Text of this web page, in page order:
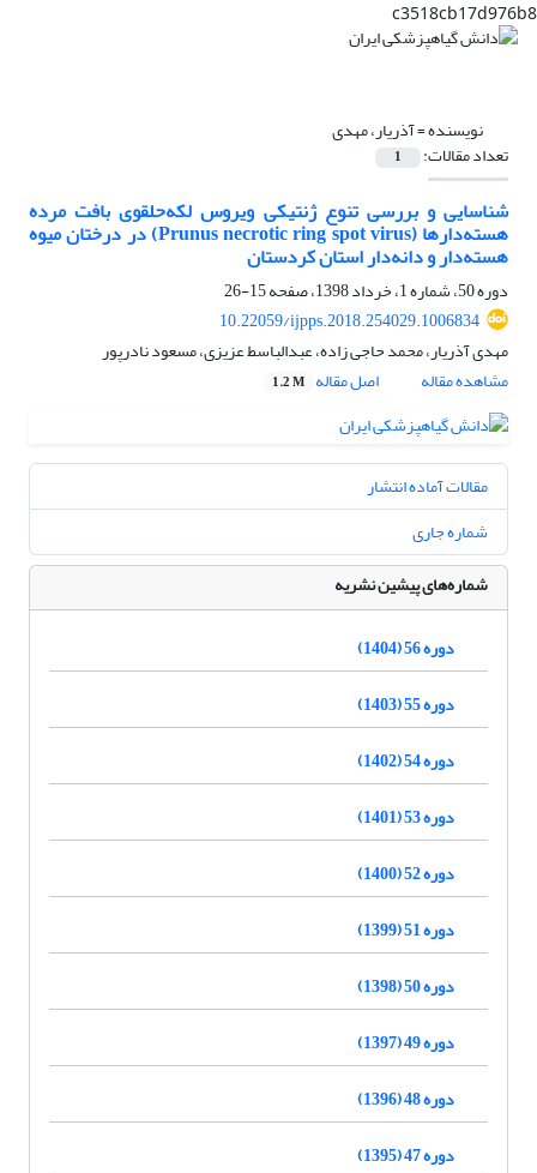
c3518cb17d976b8
نویسنده =آذریار، مهدی
تعداد مقالات: 1
شناسایی و بررسی تنوع ژنتیکی ویروس لکه‌حلقوی بافت مرده
هسته‌دارها (Prunus necrotic ring spot virus) در درختان میوه
هسته‌دار و دانه‌دار استان کردستان
دوره 50، شماره 1، خرداد 1398، صفحه
15-26
10.22059/ijpps.2018.254029.1006834
مهدی آذریار، محمد حاجی زاده، عبدالباسط عزیزی، مسعود نادرپور
مشاهده مقاله
اصل مقاله 1.2 M
مقالات آماده انتشار
شماره جاری
شماره‌های پیشین نشریه
دوره 56 (1404)
دوره 55 (1403)
دوره 54 (1402)
دوره 53 (1401)
دوره 52 (1400)
دوره 51 (1399)
دوره 50 (1398)
دوره 49 (1397)
دوره 48 (1396)
دوره 47 (1395)